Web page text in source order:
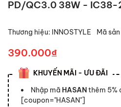
PD/QC3.0 38W - IC38-
Thương hiệu: INNOSTYLE Mã
390.000₫
KHUYẾN MÃI - ƯU ĐÃI
Nhập mã HASANthêm 5%
[coupon="HASAN"]